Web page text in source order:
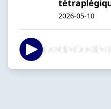
2026-05-10